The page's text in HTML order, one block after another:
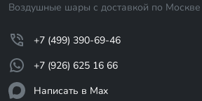
Воздушные шары с доставкой по Москве
+7 (499) 390-69-46
+7 (926) 625 16 66
Написать в Max